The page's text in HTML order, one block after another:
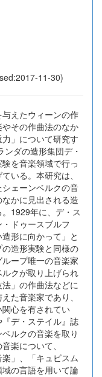
11-30)
えたウィーンの作
その作曲法のなか
」について研究す
ダの造形集団デ・
を音楽領域で行っ
いる。本研究は、
ェーンベルクの音
かに見出される造
1929年に、デ・ス
ドゥースブルフ
形に向かって」と
造形実験と同様の
ープ唯一の音楽家
クが取り上げられ
」の作曲法などに
た音楽家であり、
心を有されてい
デ・ステイル』誌
ルクの音楽を取り
楽について、
」、「キュビスム
の言語を用いて論